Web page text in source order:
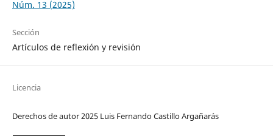
Núm. 13 (2025)
Sección
Artículos de reflexión y revisión
Licencia
Derechos de autor 2025 Luis Fernando Castillo Argañarás